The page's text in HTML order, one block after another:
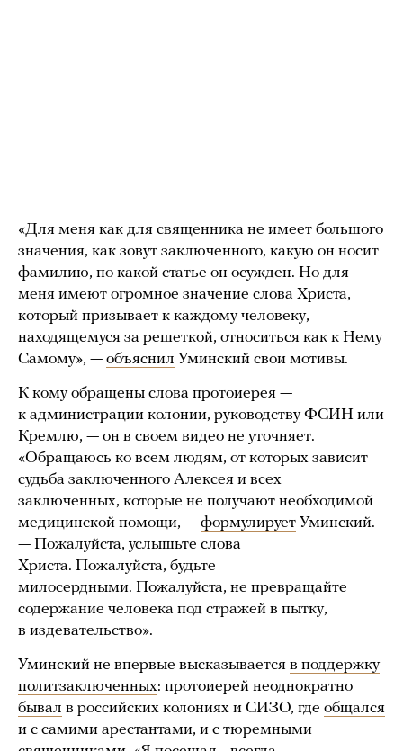
«Для меня как для священника не имеет большого
значения, как зовут заключенного, какую он носит
фамилию, по какой статье он осужден. Но для
меня имеют огромное значение слова Христа,
который призывает к каждому человеку,
находящемуся за решеткой, относиться как к Нему
Самому», — объяснил Уминский свои мотивы.
К кому обращены слова протоиерея —
к администрации колонии, руководству ФСИН или
Кремлю, — он в своем видео не уточняет.
«Обращаюсь ко всем людям, от которых зависит
судьба заключенного Алексея и всех
заключенных, которые не получают необходимой
медицинской помощи, — формулирует Уминский.
— Пожалуйста, услышьте слова
Христа. Пожалуйста, будьте
милосердными. Пожалуйста, не превращайте
содержание человека под стражей в пытку,
в издевательство».
Уминский не впервые высказывается в поддержку
политзаключенных: протоиерей неоднократно
бывал в российских колониях и СИЗО, где общался
и с самими арестантами, и с тюремными